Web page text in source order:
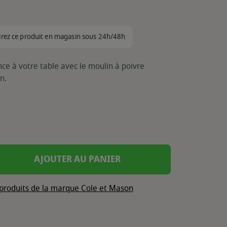
ce produit en magasin sous 24h/48h
à votre table avec le moulin à poivre
AJOUTER AU PANIER
de la marque Cole et Mason